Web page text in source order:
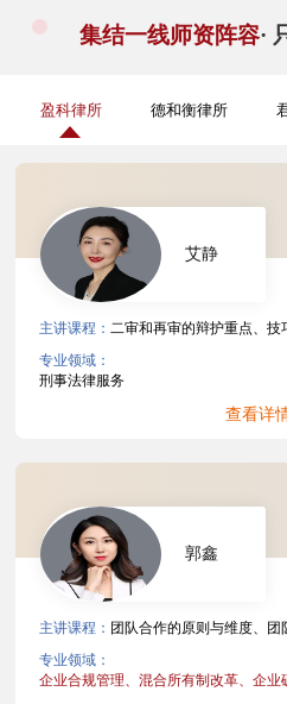
集结一线师资阵容·
盈科律所 德和衡律所
主讲课程：二审和再审的辩护重点、技
专业领域：
刑事法律服务
查看详
艾静
主讲课程： 团队合作的原则与维度、团队合作中工作任务的交办与反馈、团
专业领域：
企业合规管理、混合所有制改革、企业
郭鑫